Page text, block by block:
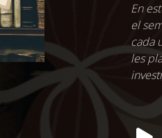
En
el
cada
les